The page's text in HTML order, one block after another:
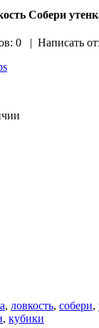
Собери
0 | Написать
, ловкость, собери,
, кубики